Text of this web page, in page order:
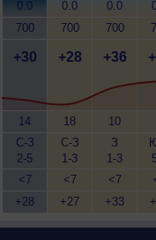
0.0
700
+30
14
С-З
2-5
<7
+28
0.0
700
+28
18
С-З
1-3
<7
+27
0.0
700
+36
10
З
1-3
<7
+33